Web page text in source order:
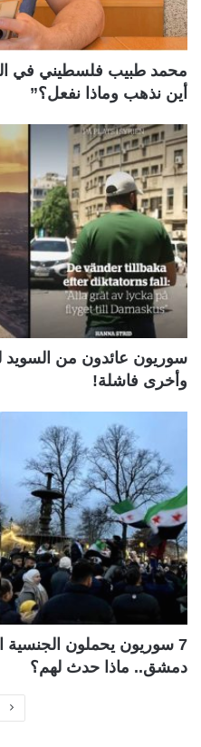
محمد طبيب فلسطيني في
أين نذهب وماذا نفعل؟”
سوريون عائدون من السويد
وأخرى فاشلة!
7 سوريون يحملون الجنسية
دمشق.. ماذا حدث لهم؟